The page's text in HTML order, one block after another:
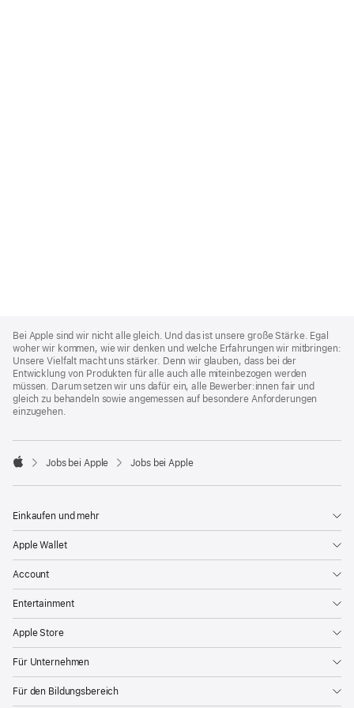
Footer
Bei Apple sind wir nicht alle gleich. Und das ist unsere große Stärke. Egal
woher wir kommen, wie wir denken und welche Erfahrungen wir mitbringen:
Unsere Vielfalt macht uns stärker. Denn wir glauben, dass bei der
Entwicklung von Produkten für alle auch alle miteinbezogen werden
müssen. Darum setzen wir uns dafür ein, alle Bewerber:innen fair und
gleich zu behandeln sowie angemessen auf besondere Anforderungen
einzugehen.

Jobs bei Apple Jobs bei Apple
Einkaufen und mehr
Apple Wallet
Account
Entertainment
Apple Store
Für Unternehmen
Für den Bildungsbereich